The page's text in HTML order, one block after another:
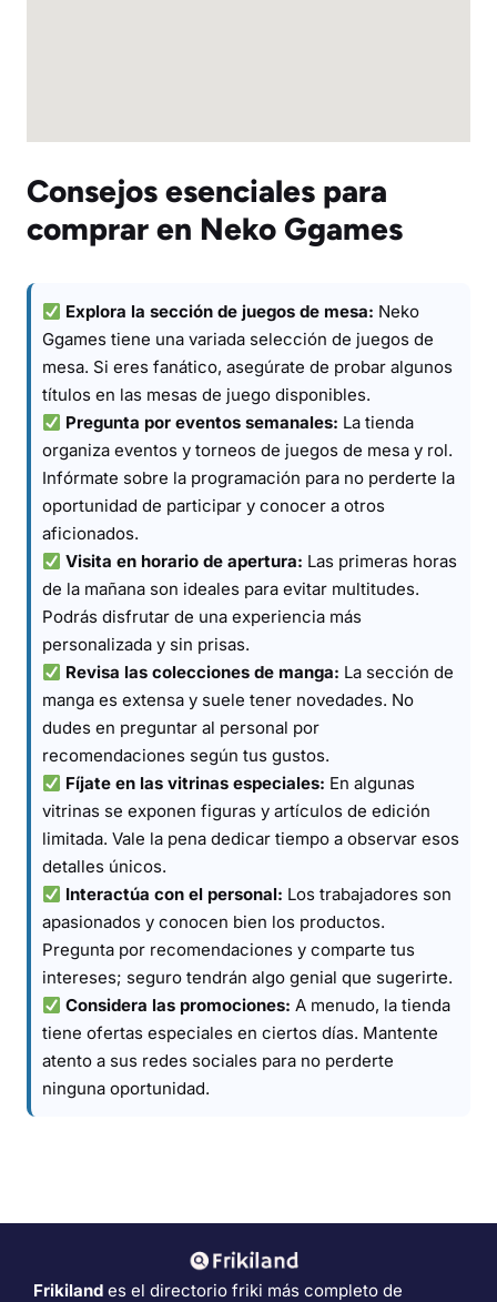
Consejos esenciales para
comprar en Neko Ggames
Explora la sección de juegos de mesa: Neko
Ggames tiene una variada selección de juegos de
mesa. Si eres fanático, asegúrate de probar algunos
títulos en las mesas de juego disponibles.
Pregunta por eventos semanales: La tienda
organiza eventos y torneos de juegos de mesa y rol.
Infórmate sobre la programación para no perderte la
oportunidad de participar y conocer a otros
aficionados.
Visita en horario de apertura: Las primeras horas
de la mañana son ideales para evitar multitudes.
Podrás disfrutar de una experiencia más
personalizada y sin prisas.
Revisa las colecciones de manga: La sección de
manga es extensa y suele tener novedades. No
dudes en preguntar al personal por
recomendaciones según tus gustos.
Fíjate en las vitrinas especiales: En algunas
vitrinas se exponen figuras y artículos de edición
limitada. Vale la pena dedicar tiempo a observar esos
detalles únicos.
Interactúa con el personal: Los trabajadores son
apasionados y conocen bien los productos.
Pregunta por recomendaciones y comparte tus
intereses; seguro tendrán algo genial que sugerirte.
Considera las promociones: A menudo, la tienda
tiene ofertas especiales en ciertos días. Mantente
atento a sus redes sociales para no perderte
ninguna oportunidad.
Frikiland es el directorio friki más completo de